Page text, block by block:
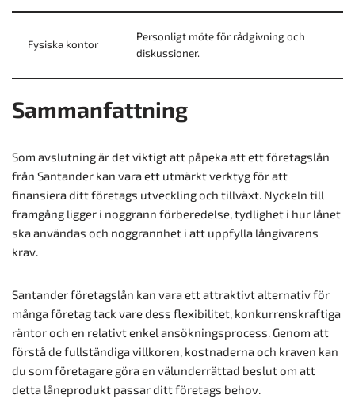
Fysiska kontor
Personligt möte för rådgivning och
diskussioner.
Sammanfattning
Som avslutning är det viktigt att påpeka att ett företagslån
från Santander kan vara ett utmärkt verktyg för att
finansiera ditt företags utveckling och tillväxt. Nyckeln till
framgång ligger i noggrann förberedelse, tydlighet i hur lånet
ska användas och noggrannhet i att uppfylla långivarens
krav.
Santander företagslån kan vara ett attraktivt alternativ för
många företag tack vare dess flexibilitet, konkurrenskraftiga
räntor och en relativt enkel ansökningsprocess. Genom att
förstå de fullständiga villkoren, kostnaderna och kraven kan
du som företagare göra en välunderrättad beslut om att
detta låneprodukt passar ditt företags behov.